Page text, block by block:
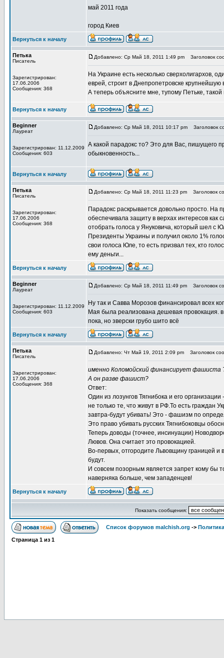
май 2011 года
город Киев
Вернуться к началу
Петька
Писатель
Зарегистрирован:
17.06.2006
Сообщения: 368
Добавлено: Ср Май 18, 2011 1:49 pm Заголовок
На Украине есть несколько сверхолигархов,
еврей, строит в Днепропетровске крупнейшую
А теперь объясните мне, тупому Петьке,
Вернуться к началу
Beginner
Лауреат
Зарегистрирован: 11.12.2009
Сообщения: 603
Добавлено: Ср Май 18, 2011 10:17 pm Заголовок
А какой парадокс то? Это для Вас, пишущего
обыкновенность...
Вернуться к началу
Петька
Писатель
Зарегистрирован:
17.06.2006
Сообщения: 368
Добавлено: Ср Май 18, 2011 11:23 pm Заголовок
Парадокс раскрывается довольно просто. На
обеспечивала защиту в верхах интересов
отобрать голоса у Януковича, который шел с
Президенты Украины и получил около 1%
свои голоса Юле, то есть призвал тех, кто
ему деньги...
Вернуться к началу
Beginner
Лауреат
Зарегистрирован: 11.12.2009
Сообщения: 603
Добавлено: Ср Май 18, 2011 11:49 pm Заголовок
Ну так и Савва Морозов финансировал всех
Мая была реализована дешевая провокация.
пока, но зверски грубо шито всё
Вернуться к началу
Петька
Писатель
Зарегистрирован:
17.06.2006
Сообщения: 368
Добавлено: Чт Май 19, 2011 2:09 pm Заголовок
именно Коломойский финансирует фашиста
А он разве фашист?
Ответ:
Один из лозунгов Тягнибока и его
не только те, что живут в РФ.То есть граждан
завтра-будут убивать! Это - фашизм по
Это право убивать русских Тягнибоковцы
Теперь доводы (точнее, инсинуации)
Лювов. Она считает это провокацией.
Во-первых, отгородите Львовщину границей
будут.
И совсем позорным является запрет кому бы
наверняка больше, чем западенцев!
Вернуться к началу
Показать сообщения:
Список форумов malchish.org ->
Страница 1 из 1